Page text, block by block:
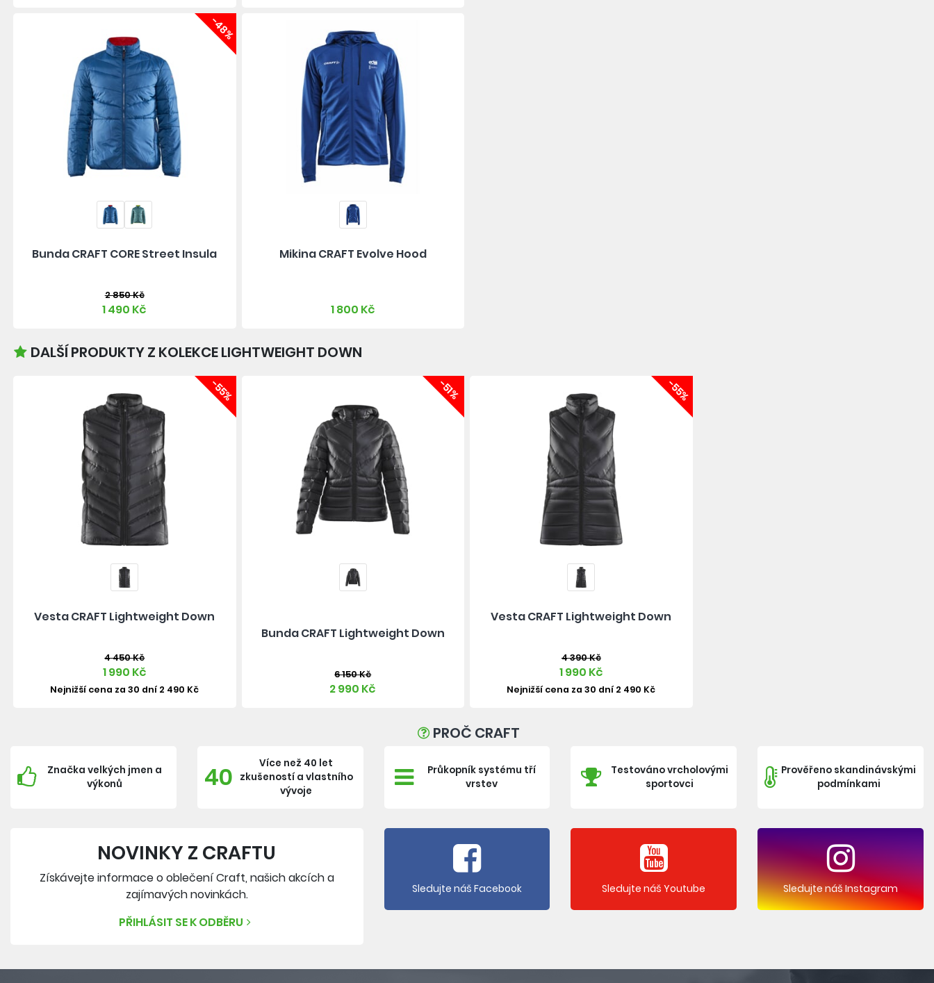
-48%
Bunda CRAFT CORE Street Insula
2 850 Kč
1 490 Kč
Mikina CRAFT Evolve Hood
1 800 Kč
DALŠÍ PRODUKTY Z KOLEKCE LIGHTWEIGHT DOWN
-55%
Vesta CRAFT Lightweight Down
4 450 Kč
1 990 Kč
Nejnižší cena za 30 dní 2 490 Kč
-51%
Bunda CRAFT Lightweight Down
6 150 Kč
2 990 Kč
-55%
Vesta CRAFT Lightweight Down
4 390 Kč
1 990 Kč
Nejnižší cena za 30 dní 2 490 Kč
PROČ CRAFT
Značka velkých jmen a
výkonů
40
Více než 40 let
zkušeností a vlastního
vývoje
Průkopník systému tří
vrstev
Testováno vrcholovými
sportovci
Prověřeno skandinávskými
podmínkami
NOVINKY Z CRAFTU
Získávejte informace o oblečení Craft, našich akcích a
zajímavých novinkách.
PŘIHLÁSIT SE K ODBĚRU
Sledujte náš Facebook Sledujte náš Youtube Sledujte náš Instagram